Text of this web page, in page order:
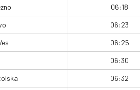
06:18
06:23
06:25
06:30
06:32